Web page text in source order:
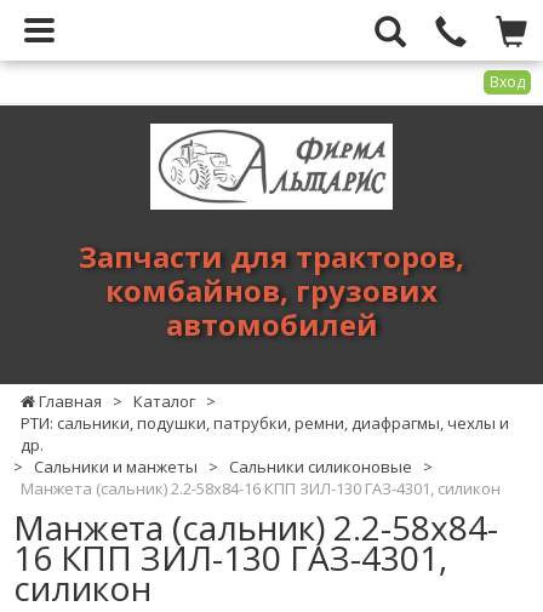
Вход
тракторов,
комбайнов,
Запчасти для тракторов,
комбайнов, грузових
автомобилей
Главная > Каталог >
РТИ: сальники, подушки, патрубки, ремни, диафрагмы, чехлы и
др.
>
Сальники и манжеты > Сальники силиконовые
>
Манжета (сальник) 2.2-58х84-16 КПП ЗИЛ-130 ГАЗ-4301, силикон
Манжета (сальник) 2.2-58х84-
16 КПП ЗИЛ-130 ГАЗ-4301,
силикон